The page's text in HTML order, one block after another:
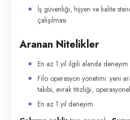
İş güvenliği, hijyen ve kalite
çalışılması
Aranan Nitelikler
En az 1 yıl ilgili alanda deneyim
Filo operasyon yönetimi: yeni
takibi, evrak titizliği,
En az 1 yıl deneyim